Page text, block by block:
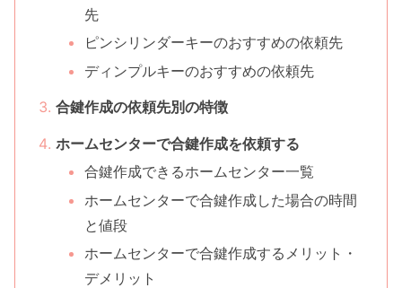
先
ピンシリンダーキーのおすすめの依頼先
ディンプルキーのおすすめの依頼先
合鍵作成の依頼先別の特徴
ホームセンターで合鍵作成を依頼する
合鍵作成できるホームセンター一覧
ホームセンターで合鍵作成した場合の時間
と値段
ホームセンターで合鍵作成するメリット・
デメリット